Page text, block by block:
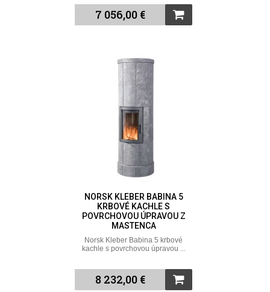
7 056,00 €
NORSK KLEBER BABINA 5
KRBOVÉ KACHLE S
POVRCHOVOU ÚPRAVOU Z
MASTENCA
Norsk Kleber Babina 5 krbové
kachle s povrchovou úpravou ...
8 232,00 €